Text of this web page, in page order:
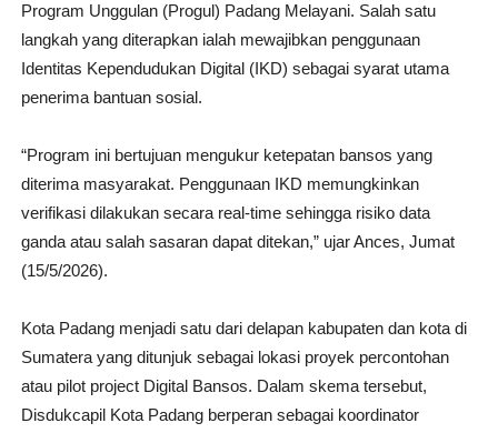
Program Unggulan (Progul) Padang Melayani. Salah satu
langkah yang diterapkan ialah mewajibkan penggunaan
Identitas Kependudukan Digital (IKD) sebagai syarat utama
penerima bantuan sosial.
“Program ini bertujuan mengukur ketepatan bansos yang
diterima masyarakat. Penggunaan IKD memungkinkan
verifikasi dilakukan secara real-time sehingga risiko data
ganda atau salah sasaran dapat ditekan,” ujar Ances, Jumat
(15/5/2026).
Kota Padang menjadi satu dari delapan kabupaten dan kota di
Sumatera yang ditunjuk sebagai lokasi proyek percontohan
atau pilot project Digital Bansos. Dalam skema tersebut,
Disdukcapil Kota Padang berperan sebagai koordinator